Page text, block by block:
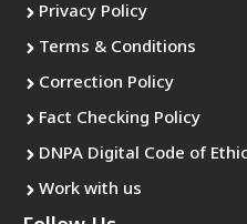
Privacy Policy
Terms & Conditions
Correction Policy
Fact Checking Policy
DNPA Digital Code of
Work with us